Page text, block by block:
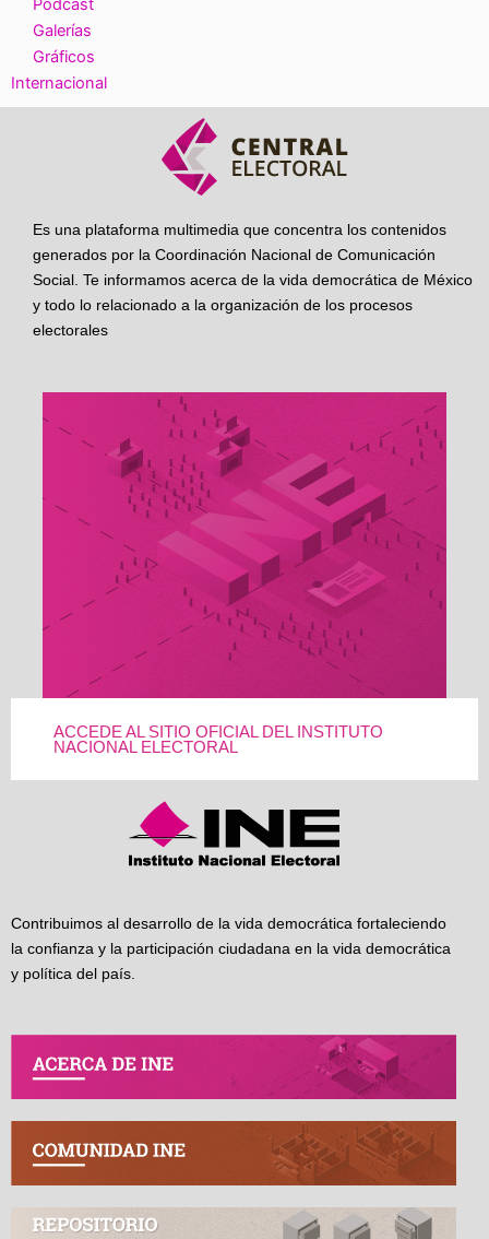
Podcast
Galerías
Gráficos
Internacional
Es una plataforma multimedia que concentra los contenidos
generados por la Coordinación Nacional de Comunicación
Social. Te informamos acerca de la vida democrática de México
y todo lo relacionado a la organización de los procesos
electorales
ACCEDE AL SITIO OFICIAL DEL INSTITUTO
NACIONAL ELECTORAL
Contribuimos al desarrollo de la vida democrática fortaleciendo
la confianza y la participación ciudadana en la vida democrática
y política del país.